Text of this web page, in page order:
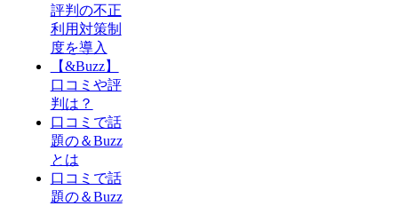
評判の不正
利用対策制
度を導入
【&Buzz】
口コミや評
判は？
口コミで話
題の＆Buzz
とは
口コミで話
題の＆Buzz